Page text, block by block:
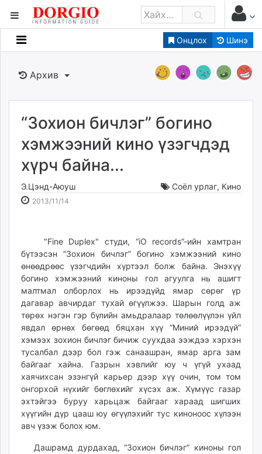
Онцлох Шинэ
Мэдээллийн
Банк санхүү
Бизнес ААН
Төрийн
dorgio.mn
Gogo.mn
caak.mn
Baabar.mn
tovch.mn
ikon.mn
Livetv.mn
Eguur.mn
24tsag.mn
shuud.mn
eagle.mn
ergelt.mn
zarig.mn
today.mn
zuv.mn
mminfo.mn
ugluu.mn
Архив
“Зохион бичлэг” богино
хэмжээний кино үзэгчдэд
хүрч байна...
Э.Цэнд-Аюуш Соёл урлаг, Кино
2013/11/14
21:36:38
23:48:51
"Fine Duplex" студи, “iO records”-ийн хамтран
бүтээсэн “Зохион бичлэг” богино хэмжээний кино
өнөөдрөөс үзэгчдийн хүртээл болж байна. Энэхүү
богино хэмжээний киноны гол агуулга нь ашигт
малтмал олборлох нь ирээдүйд ямар сөрөг үр
дагавар авчирдаг тухай өгүүлжээ. Шарын голд аж
төрөх нэгэн гэр бүлийн амьдралаар төлөөлүүлэн үйл
явдал өрнөх бөгөөд бяцхан хүү “Миний ирээдүй”
хэмээх зохион бичлэг бичиж суухдаа ээждээ хэрхэн
тусалбал дээр бол гэж санаашран, ямар арга зам
байгааг хайна. Газрын хэвлийг юу ч үгүй ухаад
хаячихсан эзэнгүй карьер дээр хүү очин, том том
онгорхой нүхийг бөглөхийг хүсэх аж. Хүмүүс газар
эхтэйгээ буруу харьцаж байгааг хараад шигших
хүүгийн дүр цааш юу өгүүлэхийг тус киноноос хүлээн
авч үзэж болох юм.
Дашрамд дурдахад, “Зохион бичлэг” киноны гол